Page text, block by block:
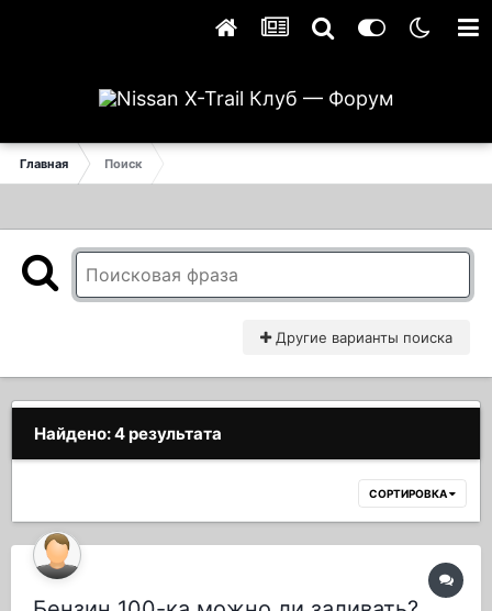
Главная Поиск
Другие варианты поиска
Найдено: 4 результата
СОРТИРОВКА